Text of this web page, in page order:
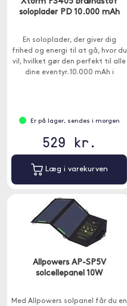
soloplader PD 10.000 mAh
En soloplader, der giver dig
frihed og energi til at gå, hvor du
vil, hvilket gør den perfekt til alle
dine eventyr. 10.000 mAh i
Er på lager, sendes i morgen
529 kr.
Læg i varekurven
Allpowers AP-SP5V
solcellepanel 10W
Med Allpowers solpanel får du en